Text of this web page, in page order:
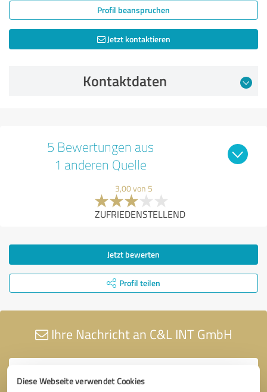
Diese Webseite verwendet Cookies
Profil beanspruchen
Jetzt kontaktieren
Kontaktdaten
5 Bewertungen aus
1 anderen Quelle
3,00 von 5
ZUFRIEDENSTELLEND
Jetzt bewerten
Profil teilen
Ihre Nachricht an C&L INT GmbH